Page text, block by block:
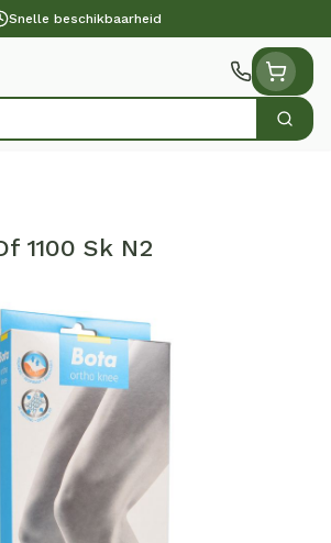
Snelle beschikbaarheid
Zoek
1100 Sk N2